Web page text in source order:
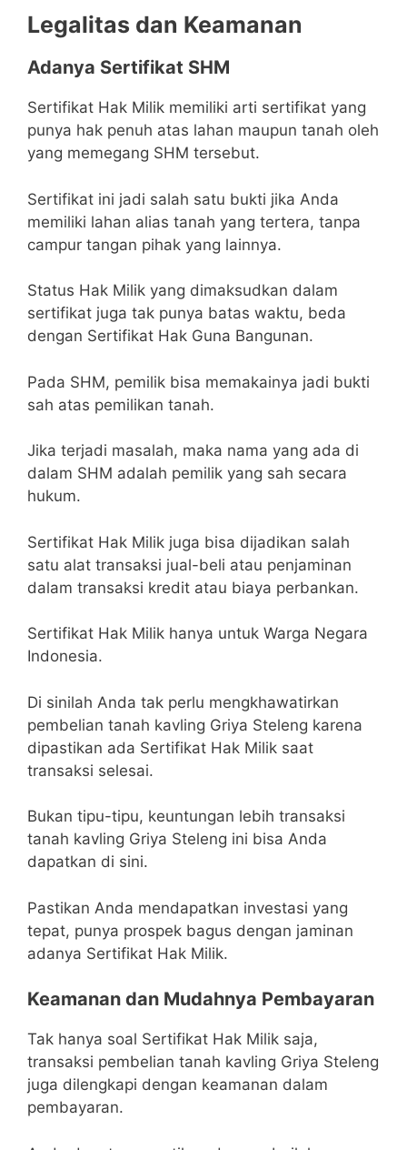
Legalitas dan Keamanan
Adanya Sertifikat SHM
Sertifikat Hak Milik memiliki arti sertifikat yang
punya hak penuh atas lahan maupun tanah oleh
yang memegang SHM tersebut.
Sertifikat ini jadi salah satu bukti jika Anda
memiliki lahan alias tanah yang tertera, tanpa
campur tangan pihak yang lainnya.
Status Hak Milik yang dimaksudkan dalam
sertifikat juga tak punya batas waktu, beda
dengan Sertifikat Hak Guna Bangunan.
Pada SHM, pemilik bisa memakainya jadi bukti
sah atas pemilikan tanah.
Jika terjadi masalah, maka nama yang ada di
dalam SHM adalah pemilik yang sah secara
hukum.
Sertifikat Hak Milik juga bisa dijadikan salah
satu alat transaksi jual-beli atau penjaminan
dalam transaksi kredit atau biaya perbankan.
Sertifikat Hak Milik hanya untuk Warga Negara
Indonesia.
Di sinilah Anda tak perlu mengkhawatirkan
pembelian tanah kavling Griya Steleng karena
dipastikan ada Sertifikat Hak Milik saat
transaksi selesai.
Bukan tipu-tipu, keuntungan lebih transaksi
tanah kavling Griya Steleng ini bisa Anda
dapatkan di sini.
Pastikan Anda mendapatkan investasi yang
tepat, punya prospek bagus dengan jaminan
adanya Sertifikat Hak Milik.
Keamanan dan Mudahnya Pembayaran
Tak hanya soal Sertifikat Hak Milik saja,
transaksi pembelian tanah kavling Griya Steleng
juga dilengkapi dengan keamanan dalam
pembayaran.